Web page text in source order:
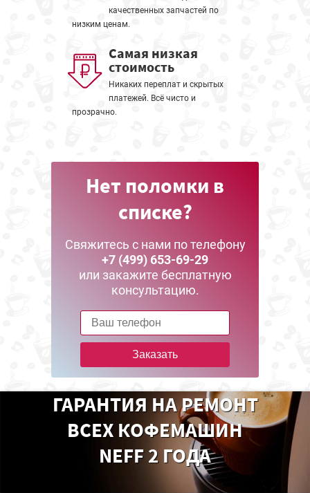
качественных запчастей по
низким ценам.
Самая низкая
стоимость
Никаких переплат и скрытых
платежей. Всё чисто и
прозрачно.
Нет поломки в
списке?
Свяжитесь с нами по телефону
+7 (499) 653-69-29
или закажите бесплатную
консультацию.
Заказать
ГАРАНТИЯ НА РЕМОНТ
ВСЕХ КОФЕМАШИН
NEFF 2 ГОДА